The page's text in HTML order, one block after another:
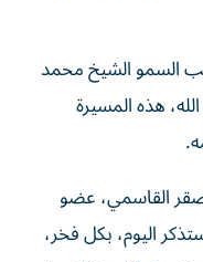
السمو الشيخ محمد
هذه المسيرة
القاسمي، عضو
اليوم، بكل فخر،